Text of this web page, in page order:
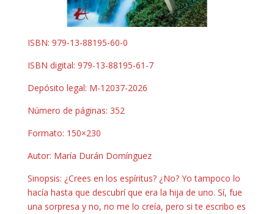
ISBN: 979-13-88195-60-0
ISBN digital: 979-13-88195-61-7
Depósito legal: M-12037-2026
Número de páginas: 352
Formato: 150×230
Autor: María Durán Domínguez
Sinopsis: ¿Crees en los espíritus? ¿No? Yo tampoco lo
hacía hasta que descubrí que era la hija de uno. Sí, fue
una sorpresa y no, no me lo creía, pero si te escribo es